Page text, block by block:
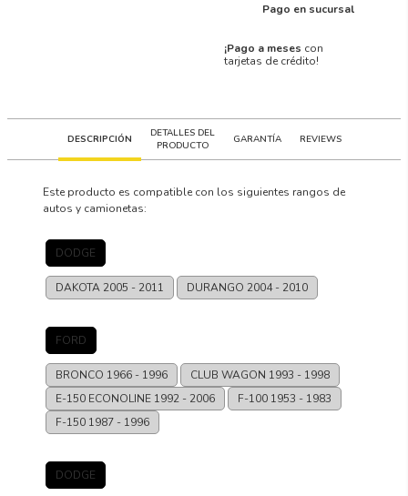
Pago en sucursal
¡Pago a meses con
tarjetas de crédito!
DESCRIPCIÓN
DETALLES DEL
PRODUCTO
GARANTÍA REVIEWS
Este producto es compatible con los siguientes rangos de
autos y camionetas:
DODGE
DAKOTA 2005 - 2011 DURANGO 2004 - 2010
FORD
BRONCO 1966 - 1996 CLUB WAGON 1993 - 1998
E-150 ECONOLINE 1992 - 2006 F-100 1953 - 1983
F-150 1987 - 1996
DODGE